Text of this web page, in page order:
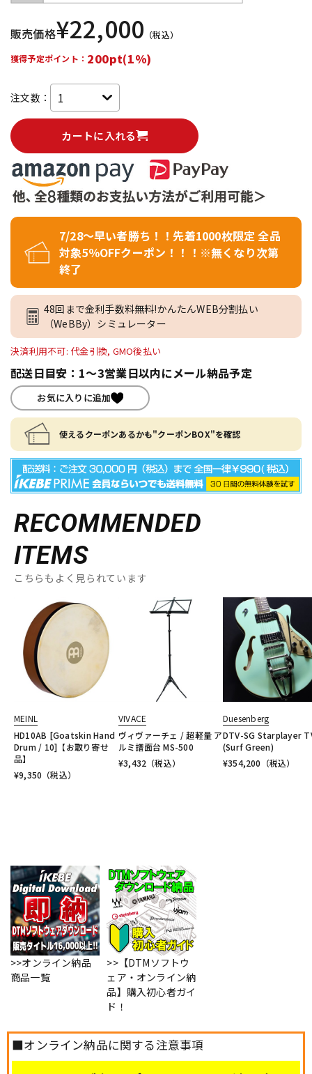
販売価格¥22,000 （税込）
獲得予定ポイント： 200pt(1%)
注文数：
カートに入れる
7/28～早い者勝ち！！先着1000枚限定 全品
対象5％OFFクーポン！！！※無くなり次第
終了
48回まで金利手数料無料!かんたんWEB分割払い
（WeBBy）シミュレーター
決済利用不可: 代金引換, GMO後払い
配送日目安：1～3営業日以内にメール納品予定
お気に入りに追加
使えるクーポンあるかも"クーポンBOX"を確認
RECOMMENDED
ITEMS
こちらもよく見られています
MEINL
HD10AB [Goatskin Hand
Drum / 10]【お取り寄せ
品】
¥9,350 （税込）
VIVACE
ヴィヴァーチェ / 超軽量 ア
ルミ譜面台 MS-500
¥3,432 （税込）
Duesenberg
DTV-SG Starplayer
(Surf Green)
¥354,200 （税込）
>>オンライン納品
商品一覧
>>【DTMソフトウ
ェア・オンライン納
品】購入初心者ガイ
ド！
■オンライン納品に関する注意事項